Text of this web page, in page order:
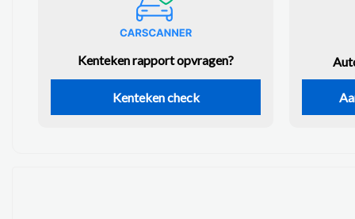
Kenteken rapport opvragen?
Kenteken check